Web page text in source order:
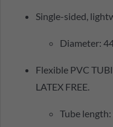
Single-sided,
Diameter:
Flexible PVC
LATEX FREE.
Tube length: